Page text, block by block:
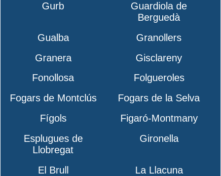
Gurb
Guardiola de
Berguedà
Gualba
Granollers
Granera
Gisclareny
Fonollosa
Folgueroles
Fogars de Montclús
Fogars de la Selva
Fígols
Figaró-Montmany
Esplugues de
Llobregat
Gironella
El Brull
La Llacuna